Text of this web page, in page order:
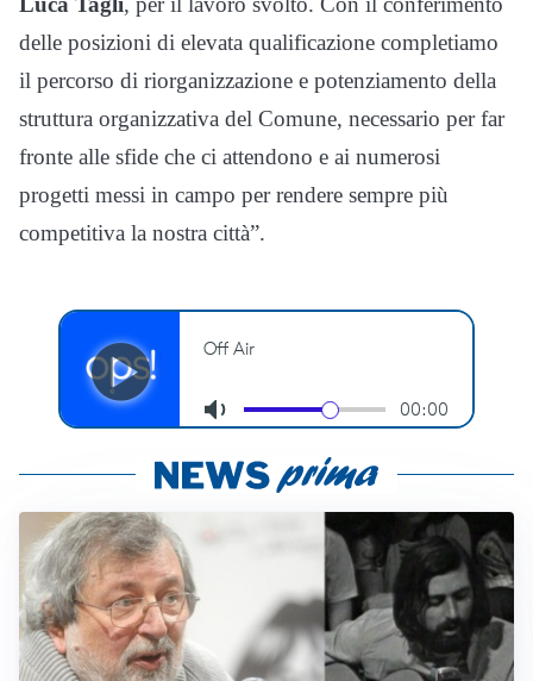
delle posizioni di elevata qualificazione completiamo
il percorso di riorganizzazione e potenziamento della
struttura organizzativa del Comune, necessario per far
fronte alle sfide che ci attendono e ai numerosi
progetti messi in campo per rendere sempre più
competitiva la nostra città”.